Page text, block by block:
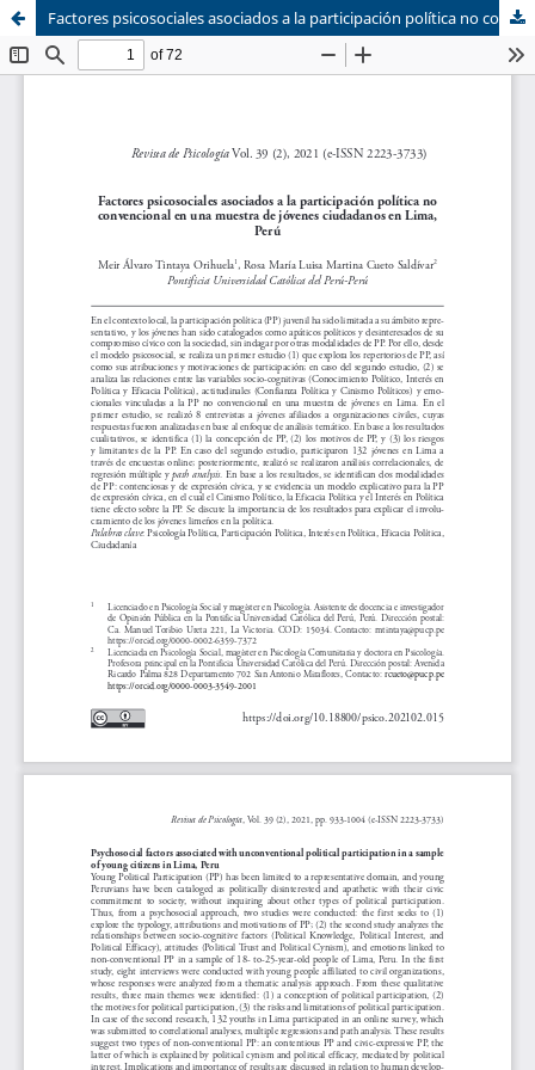
Factores psicosociales asociados a la participación política no convencional en una muestra de jóvenes ciudadanos en Lima, Perú